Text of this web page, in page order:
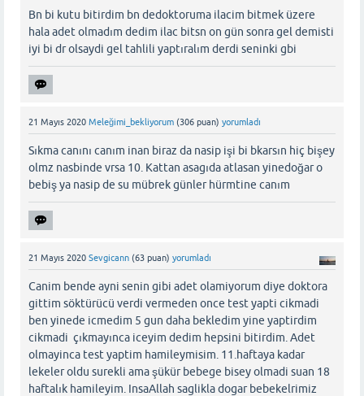
Bn bi kutu bitirdim bn dedoktoruma ilacim bitmek üzere
hala adet olmadım dedim ilac bitsn on gün sonra gel demisti
iyi bi dr olsaydi gel tahlili yaptıralım derdi seninki gbi
21 Mayıs 2020 Meleğimi_bekliyorum (306 puan) yorumladı
Sıkma canını canım inan biraz da nasip işi bi bkarsın hiç bişey
olmz nasbinde vrsa 10. Kattan asagıda atlasan yinedoğar o
bebiş ya nasip de su mübrek günler hürmtine canım
21 Mayıs 2020 Sevgicann (63 puan) yorumladı
Canim bende ayni senin gibi adet olamiyorum diye doktora
gittim söktürücü verdi vermeden once test yapti cikmadi
ben yinede icmedim 5 gun daha bekledim yine yaptirdim
cikmadi çıkmayınca iceyim dedim hepsini bitirdim. Adet
olmayinca test yaptim hamileymisim. 11.haftaya kadar
lekeler oldu surekli ama şükür bebege bisey olmadi suan 18
haftalık hamileyim. InsaAllah saglikla dogar bebekelrimiz